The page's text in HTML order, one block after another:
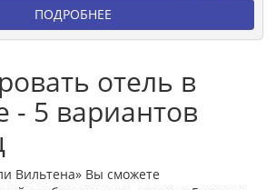
ПОДРОБНЕЕ
отель в
- 5 вариантов
Вильтена» Вы сможете